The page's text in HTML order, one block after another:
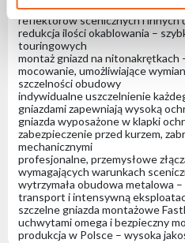
idealne rozwiązanie do
reflektorów scenicznych i innych
redukcja ilości okablowania –
touringowych
montaż gniazd na nitonakrętkach
mocowanie, umożliwiające
szczelności obudowy
indywidualne uszczelnienie
gniazdami zapewniają wysoką
gniazda wyposażone w klapki
zabezpieczenie przed kurzem,
mechanicznymi
profesjonalne, przemysłowe
wymagających warunkach
wytrzymała obudowa metalowa
transport i intensywną
szczelne gniazda montażowe
uchwytami omega i bezpieczny
produkcja w Polsce – wysoka